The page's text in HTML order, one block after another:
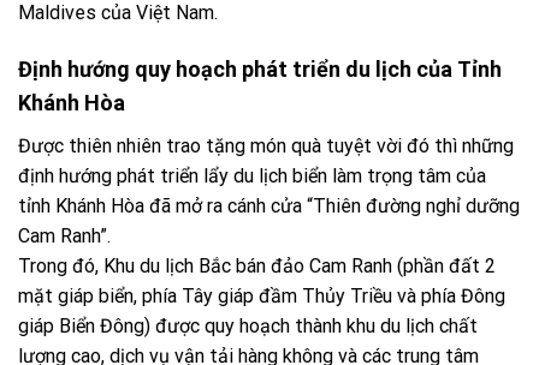
Maldives của Việt Nam.
Định hướng quy hoạch phát triển du lịch của Tỉnh
Khánh Hòa
Được thiên nhiên trao tặng món quà tuyệt vời đó thì những
định hướng phát triển lẩy du lịch biển làm trọng tâm của
tỉnh Khánh Hòa đã mở ra cánh cửa “Thiên đường nghỉ dưỡng
Cam Ranh”.
Trong đó, Khu du lịch Bắc bán đảo Cam Ranh (phần đất 2
mặt giáp biển, phía Tây giáp đầm Thủy Triều và phía Đông
giáp Biển Đông) được quy hoạch thành khu du lịch chất
lượng cao, dịch vụ vận tải hàng không và các trung tâm